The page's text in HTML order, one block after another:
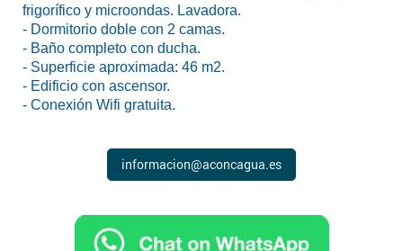
frigorífico y microondas. Lavadora.
- Dormitorio doble con 2 camas.
- Baño completo con ducha.
- Superficie aproximada: 46 m2.
- Edificio con ascensor.
- Conexión Wifi gratuita.
informacion@aconcagua.es